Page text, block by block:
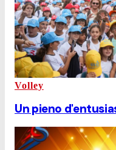
Volley
Un pieno